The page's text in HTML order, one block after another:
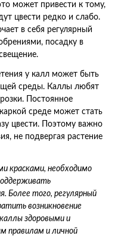
может привести к тому,
цвести редко и слабо.
в себя регулярный
посадку в
у калл может быть
среды. Каллы любят
Постоянное
среде может стать
цвести. Поэтому важно
не подвергая растение
красками, необходимо
Более того, регулярный
возникновение
здоровыми и
правилам и личной